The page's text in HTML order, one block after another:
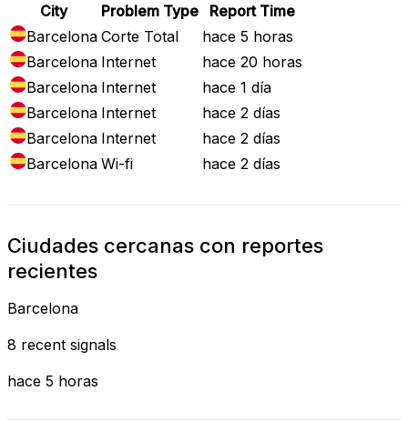
City Problem Type
Report Time
Barcelona Corte Total
hace 5 horas
Barcelona Internet
hace 20 horas
Barcelona Internet
hace 1 día
Barcelona Internet
hace 2 días
Barcelona Internet
hace 2 días
Barcelona Wi-fi hace 2 días
Ciudades cercanas con reportes
recientes
Barcelona
8 recent signals
hace 5 horas